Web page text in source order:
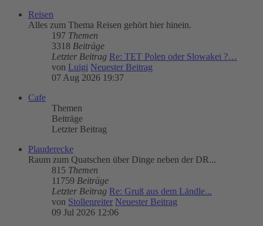
Reisen
Alles zum Thema Reisen gehört hier hinein.
197 Themen
3318 Beiträge
Letzter Beitrag Re: TET Polen oder Slowakei ?…
von Luigi Neuester Beitrag
07 Aug 2026 19:37
Cafe
Themen
Beiträge
Letzter Beitrag
Plauderecke
Raum zum Quatschen über Dinge neben der DR...
815 Themen
11759 Beiträge
Letzter Beitrag Re: Gruß aus dem Ländle...
von Stollenreiter Neuester Beitrag
09 Jul 2026 12:06